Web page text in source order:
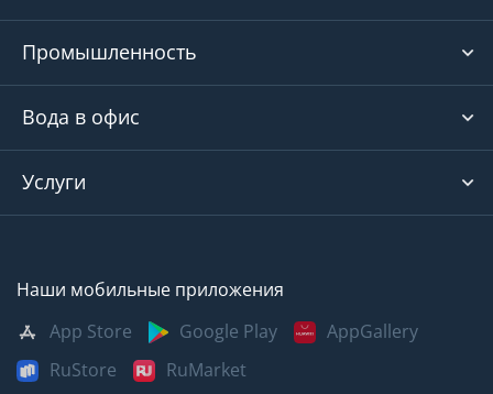
Промышленность
Вода в офис
Услуги
Наши мобильные приложения
App Store
Google Play
AppGallery
RuStore
RuMarket